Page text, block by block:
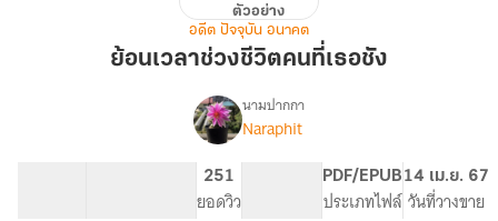
ช่วง
ตัวอย่าง
อดีต ปัจจุบัน อนาคต
ย้อนเวลาช่วงชีวิตคนที่เธอชัง
เรื่อง
นามปากกา
Naraphit
251
ยอดวิว
PDF/EPUB
ประเภทไฟล์
14 เม.ย. 67
วันที่วางขาย